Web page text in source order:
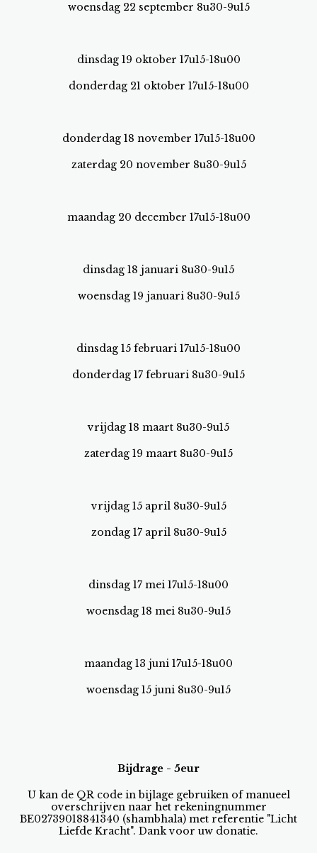
woensdag 22 september 8u30-9u15
dinsdag 19 oktober 17u15-18u00
donderdag 21 oktober 17u15-18u00
donderdag 18 november 17u15-18u00
zaterdag 20 november 8u30-9u15
maandag 20 december 17u15-18u00
dinsdag 18 januari 8u30-9u15
woensdag 19 januari 8u30-9u15
dinsdag 15 februari 17u15-18u00
donderdag 17 februari 8u30-9u15
vrijdag 18 maart 8u30-9u15
zaterdag 19 maart 8u30-9u15
vrijdag 15 april 8u30-9u15
zondag 17 april 8u30-9u15
dinsdag 17 mei 17u15-18u00
woensdag 18 mei 8u30-9u15
maandag 13 juni 17u15-18u00
woensdag 15 juni 8u30-9u15
Bijdrage - 5eur
U kan de QR code in bijlage gebruiken of manueel
overschrijven naar het rekeningnummer
BE02739018841340 (shambhala) met referentie "Licht
Liefde Kracht". Dank voor uw donatie.